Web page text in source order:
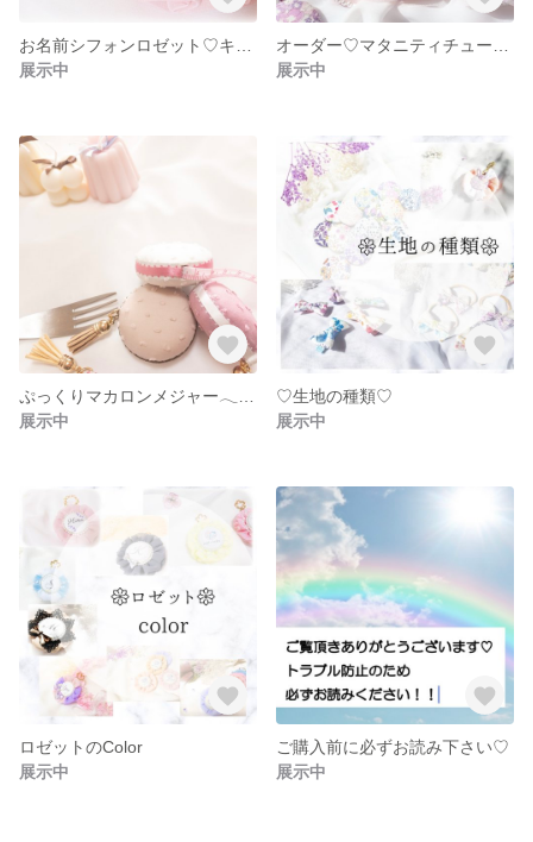
展示中
展示中
展示中
♡生地の種類♡
展示中
ロゼットのColor
展示中
ご購入前に必ずお読み下さい♡
展示中